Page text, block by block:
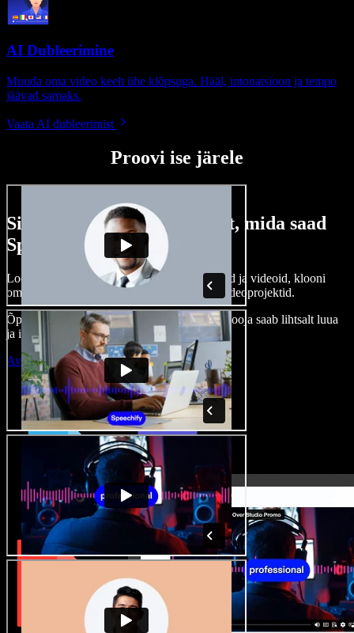
AI Dubleerimine
Muuda oma video keelt ühe klõpsuga. Hääl, intonatsioon ja tempo
jäävad samaks.
Vaata AI dubleerimist
Proovi ise järele
Siin on vaid väike osa sellest, mida saad
Speechify Studioga teha.
Loo voice-over’eid, kasuta tasuta pilte, helisid ja videoid, klooni
oma häält ja pane kokku terviklikud audio-videoprojektid.
Õppimiskõver puudub, kõik töötab veebis – looja saab lihtsalt luua
ja ideed kiiresti ellu viia.
Ava Studio